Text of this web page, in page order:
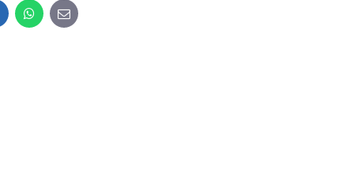
WhatsApp
E-
mail